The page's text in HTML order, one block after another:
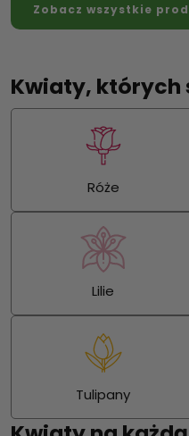
Zobacz wszystkie
Kwiaty, których
Róże
Lilie
Tulipany